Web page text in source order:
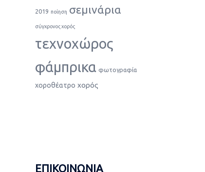
2019 ποίηση σεμινάρια
σύγχρονος χορός
τεχνοχώρος
φάμπρικα φωτογραφία
χοροθέατρο χορός
ΕΠΙΚΟΙΝΩΝΙΑ